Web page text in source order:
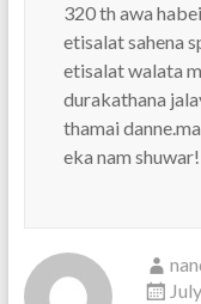
320 th awa
etisalat sahena
etisalat walata
durakathana
thamai
eka nam shuwar!